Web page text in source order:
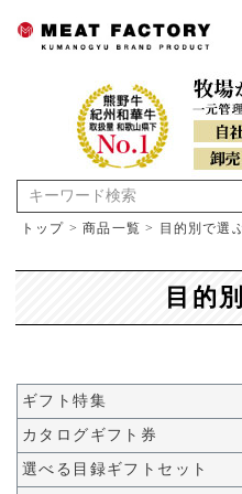
トップ 商品一覧 目的別で選
目的
ギフト特集
カタログギフト券
選べる目録ギフトセット